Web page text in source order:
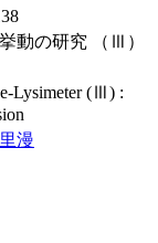
動の研究 （Ⅲ）
Lysimeter (Ⅲ) :
漫